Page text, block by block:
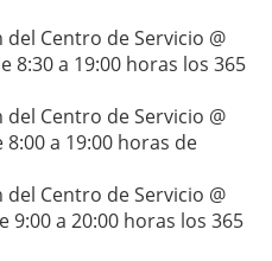
Centro de Servicio @
8:30 a 19:00 horas los 365
Centro de Servicio @
8:00 a 19:00 horas de
Centro de Servicio @
9:00 a 20:00 horas los 365